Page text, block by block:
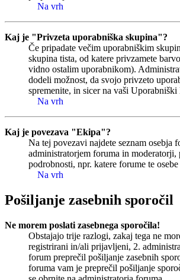
Na vrh
Kaj je "Privzeta uporabniška skupina"?
Če pripadate večim uporabniškim
skupina tista, od katere privzamete
vidno ostalim uporabnikom).
dodeli možnost, da svojo privzeto
spremenite, in sicer na vaši
Na vrh
Kaj je povezava "Ekipa"?
Na tej povezavi najdete seznam osebja
administratorjem foruma in moderatorji,
podrobnosti, npr. katere forume te
Na vrh
Pošiljanje zasebnih sporočil
Ne morem poslati zasebnega sporočila!
Obstajajo trije razlogi, zakaj tega ne
registrirani in/ali prijavljeni, 2.
forum preprečil pošiljanje zasebnih
foruma vam je preprečil pošiljanje